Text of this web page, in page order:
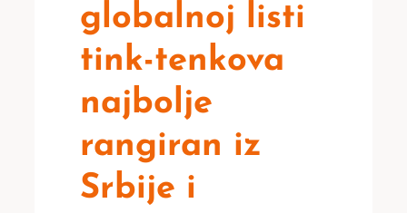
globalnoj listi
tink-tenkova
najbolje
rangiran iz
Srbije i